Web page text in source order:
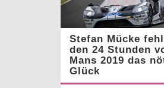
Stefan Mücke
den 24 Stunden
Mans 2019 das
Glück